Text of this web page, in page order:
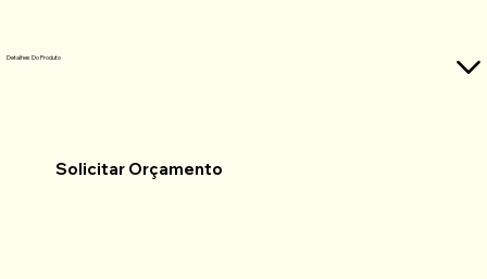
Detalhes Do Produto
Solicitar Orçamento